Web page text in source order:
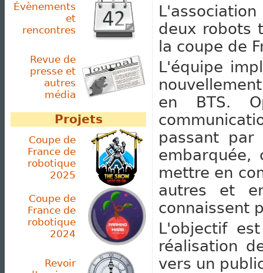
Évènements
et
rencontres
Revue de
presse et
autres
média
Projets
Coupe de
France de
robotique
2025
Coupe de
France de
robotique
2024
Revoir
deux robots
la coupe de
L'équipe
en BTS.
passant par
mettre en
autres et
connaissent
L'objectif
réalisation
vers un